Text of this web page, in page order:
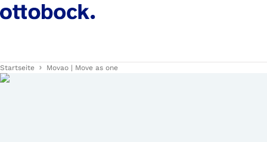
Startseite Movao | Move as one